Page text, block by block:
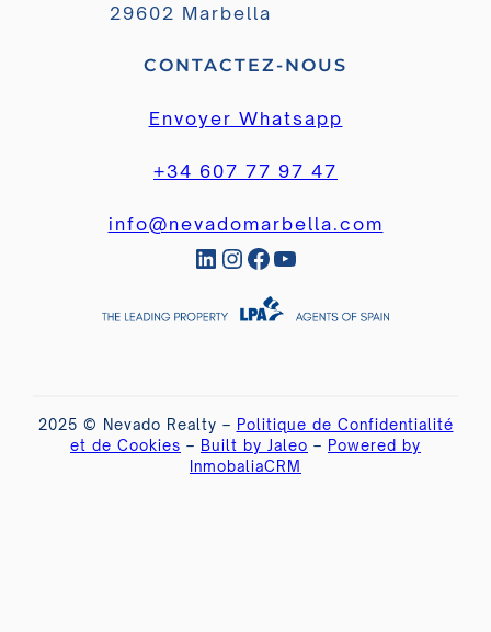
29602 Marbella
CONTACTEZ-NOUS
Envoyer Whatsapp
+34 607 77 97 47
info@nevadomarbella.com
LinkedIn InstagramFacebook YouTube
2025 © Nevado Realty – Politique de Confidentialité
et de Cookies – Built by Jaleo – Powered by
InmobaliaCRM